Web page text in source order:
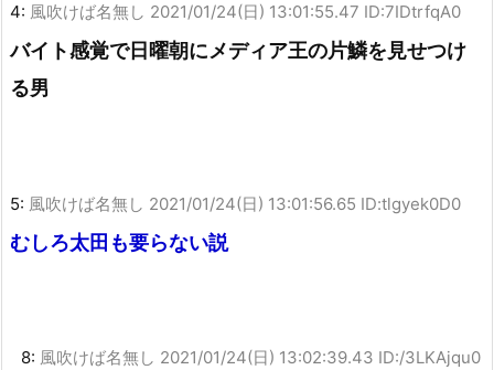
4: 風吹けば名無し 2021/01/24(日) 13:01:55.47 ID:7IDtrfqA0
バイト感覚で日曜朝にメディア王の片鱗を見せつけ
る男
5: 風吹けば名無し 2021/01/24(日) 13:01:56.65 ID:tlgyek0D0
むしろ太田も要らない説
8: 風吹けば名無し 2021/01/24(日) 13:02:39.43 ID:/3LKAjqu0